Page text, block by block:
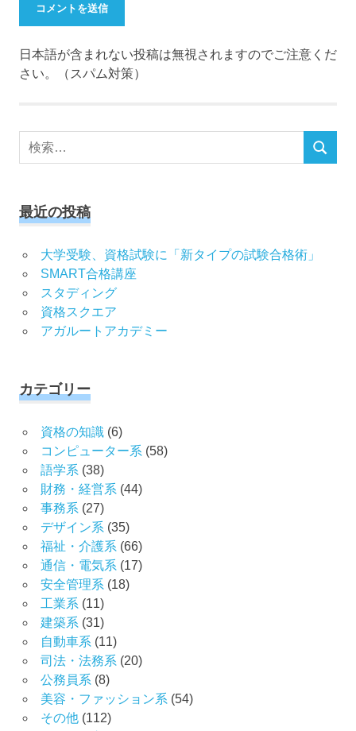
日本語が含まれない投稿は無視されますのでご注意くだ
さい。（スパム対策）
検
検
最近の投稿
大学受験、資格試験に「新タイプの試験合格術」
SMART合格講座
スタディング
資格スクエア
アガルートアカデミー
カテゴリー
資格の知識(6)
コンピューター系 (58)
語学系 (38)
財務・経営系 (44)
事務系 (27)
デザイン系 (35)
福祉・介護系 (66)
通信・電気系 (17)
安全管理系 (18)
工業系 (11)
建築系 (31)
自動車系 (11)
司法・法務系 (20)
公務員系 (8)
美容・ファッション系 (54)
その他(112)